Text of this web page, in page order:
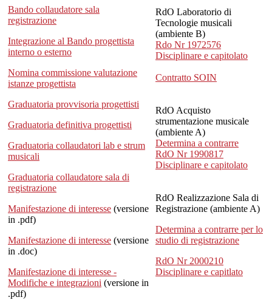
Bando collaudatore sala
registrazione
Integrazione al Bando progettista
interno o esterno
Nomina commissione valutazione
istanze progettista
Graduatoria provvisoria progettisti
Graduatoria definitiva progettisti
Graduatoria collaudatori lab e strum
musicali
Graduatoria collaudatore sala di
registrazione
Manifestazione di interesse (versione
in .pdf)
Manifestazione di interesse (versione
in .doc)
Manifestazione di interesse -
Modifiche e integrazioni (versione in
.pdf)
RdO Laboratorio di
Tecnologie musicali
(ambiente B)
Rdo Nr 1972576
Disciplinare e capitolato
Contratto SOIN
RdO Acquisto
strumentazione musicale
(ambiente A)
Determina a contrarre
RdO Nr 1990817
Disciplinare e capitolato
RdO Realizzazione Sala di
Registrazione (ambiente A)
Determina a contrarre per lo
studio di registrazione
RdO Nr 2000210
Disciplinare e capitlato